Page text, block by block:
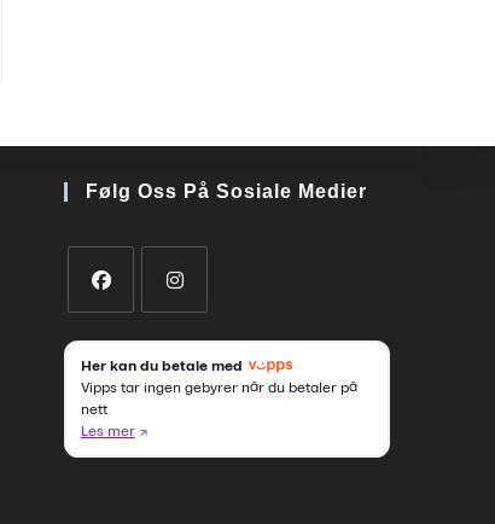
Følg Oss På Sosiale Medier
in
new
tab
in
a